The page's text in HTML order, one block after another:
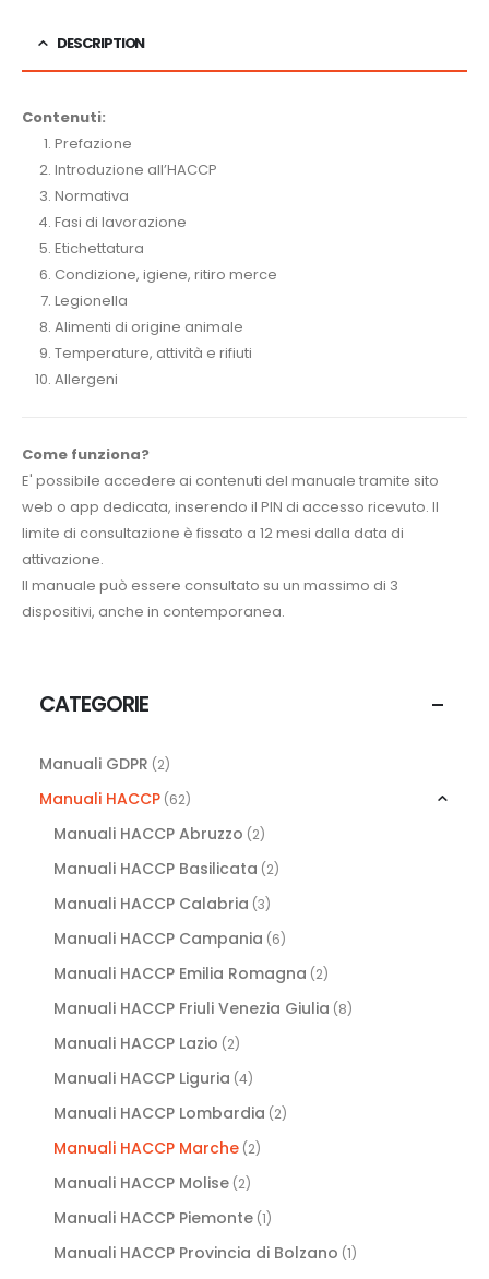
DESCRIPTION
Contenuti:
Prefazione
Introduzione all’HACCP
Normativa
Fasi di lavorazione
Etichettatura
Condizione, igiene, ritiro merce
Legionella
Alimenti di origine animale
Temperature, attività e rifiuti
Allergeni
Come funziona?
E' possibile accedere ai contenuti del manuale tramite sito
web o app dedicata, inserendo il PIN di accesso ricevuto. Il
limite di consultazione è fissato a 12 mesi dalla data di
attivazione.
Il manuale può essere consultato su un massimo di 3
dispositivi, anche in contemporanea.
CATEGORIE
Manuali GDPR (2)
Manuali HACCP (62)
Manuali HACCP Abruzzo (2)
Manuali HACCP Basilicata (2)
Manuali HACCP Calabria (3)
Manuali HACCP Campania (6)
Manuali HACCP Emilia Romagna (2)
Manuali HACCP Friuli Venezia Giulia (8)
Manuali HACCP Lazio (2)
Manuali HACCP Liguria (4)
Manuali HACCP Lombardia (2)
Manuali HACCP Marche (2)
Manuali HACCP Molise (2)
Manuali HACCP Piemonte (1)
Manuali HACCP Provincia di Bolzano (1)